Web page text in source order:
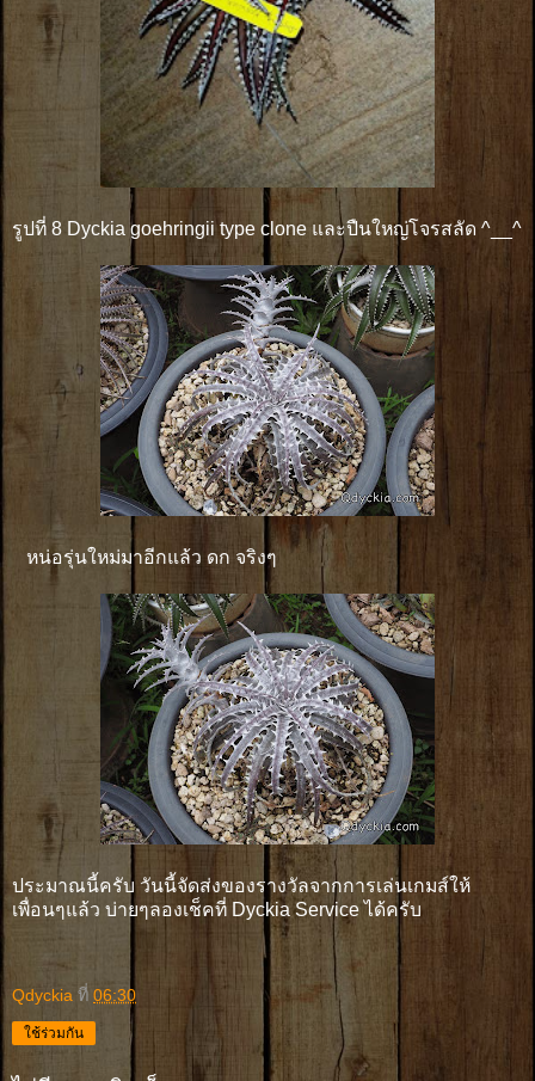
รูปที่ 8 Dyckia goehringii type clone และปืนใหญ่โจรสลัด ^__^
หน่อรุ่นใหม่มาอีกแล้ว ดก จริงๆ
ประมาณนี้ครับ วันนี้จัดส่งของรางวัลจากการเล่นเกมส์ให้
เพื่อนๆแล้ว บ่ายๆลองเช็คที่ Dyckia Service ได้ครับ
Qdyckia ที่ 06:30
ใช้ร่วมกัน